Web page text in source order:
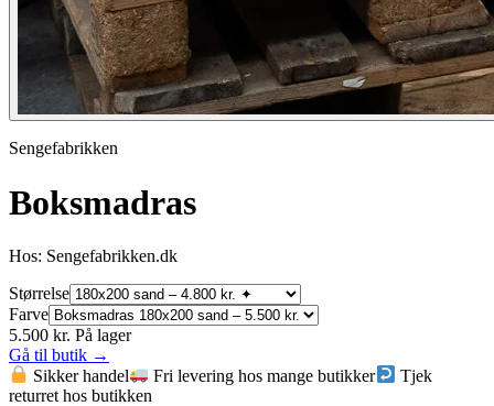
Sengefabrikken
Boksmadras
Hos: Sengefabrikken.dk
Størrelse
Farve
5.500 kr. På lager
Gå til butik →
Sikker handel
Fri levering hos mange butikker
Tjek
returret hos butikken